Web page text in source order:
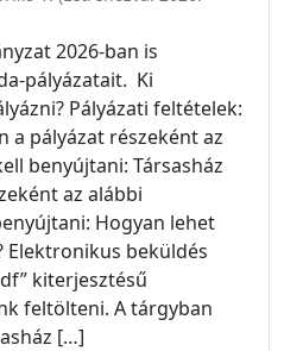
2026-ban is
pályázatait. Ki
Pályázati feltételek:
a pályázat részeként az
benyújtani: Társasház
az alábbi
Hogyan lehet
Elektronikus beküldés
kiterjesztésű
feltölteni. A tárgyban
[…]